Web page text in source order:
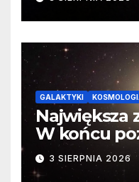
GALAKTYKI
Największa
W końcu
faktyczne
3 SIERPNIA 2026